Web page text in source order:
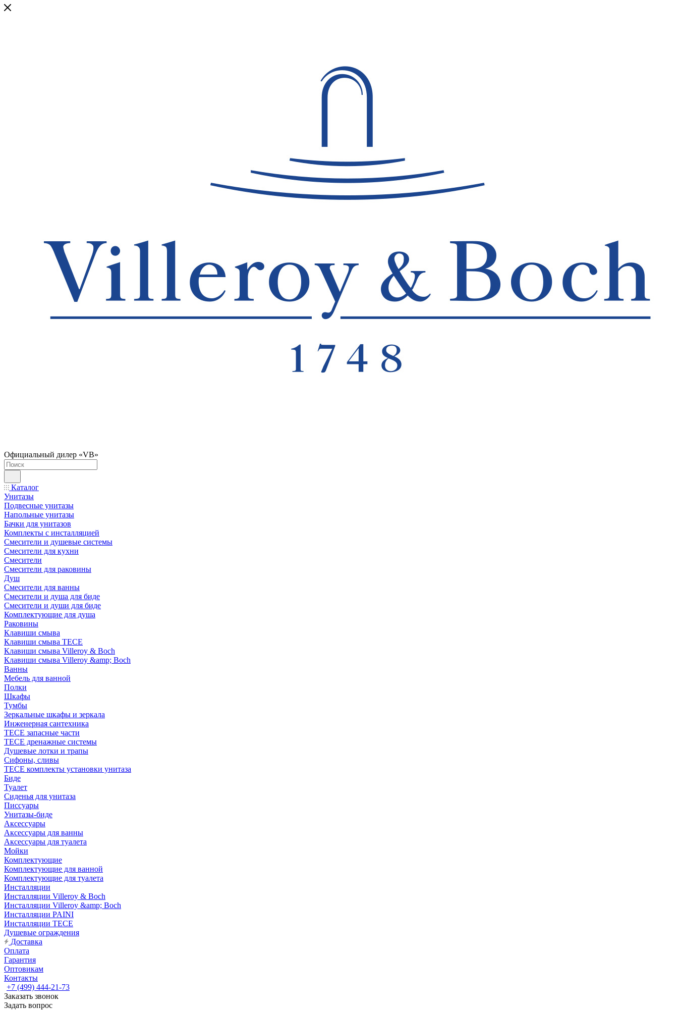
Официальный дилер «VB»
Каталог
Унитазы
Подвесные унитазы
Напольные унитазы
Бачки для унитазов
Комплекты с инсталляцией
Смесители и душевые системы
Смесители для кухни
Смесители
Смесители для раковины
Душ
Смесители для ванны
Смесители и душа для биде
Смесители и души для биде
Комплектующие для душа
Раковины
Клавиши смыва
Клавиши смыва TECE
Клавиши смыва Villeroy & Boch
Клавиши смыва Villeroy &amp; Boch
Ванны
Мебель для ванной
Полки
Шкафы
Тумбы
Зеркальные шкафы и зеркала
Инженерная сантехника
TECE запасные части
TECE дренажные системы
Душевые лотки и трапы
Сифоны, сливы
TECE комплекты установки унитаза
Биде
Туалет
Сиденья для унитаза
Писсуары
Унитазы-биде
Аксессуары
Аксессуары для ванны
Аксессуары для туалета
Мойки
Комплектующие
Комплектующие для ванной
Комплектующие для туалета
Инсталляции
Инсталляции Villeroy & Boch
Инсталляции Villeroy &amp; Boch
Инсталляции PAINI
Инсталляции TECE
Душевые ограждения
Доставка
Оплата
Гарантия
Оптовикам
Контакты
+7 (499) 444-21-73
Заказать звонок
Задать вопрос